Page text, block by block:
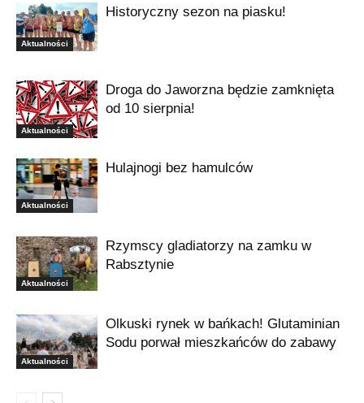
Aktualności
Historyczny sezon na piasku!
Aktualności
Droga do Jaworzna będzie zamknięta
od 10 sierpnia!
Aktualności
Hulajnogi bez hamulców
Aktualności
Rzymscy gladiatorzy na zamku w
Rabsztynie
Aktualności
Olkuski rynek w bańkach! Glutaminian
Sodu porwał mieszkańców do zabawy